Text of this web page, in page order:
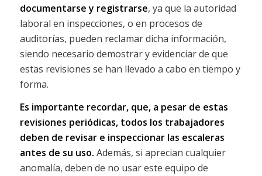
documentarse y registrarse, ya que la autoridad
laboral en inspecciones, o en procesos de
auditorías, pueden reclamar dicha información,
siendo necesario demostrar y evidenciar de que
estas revisiones se han llevado a cabo en tiempo y
forma.
Es importante recordar, que, a pesar de estas
revisiones periódicas, todos los trabajadores
deben de revisar e inspeccionar las escaleras
antes de su uso. Además, si aprecian cualquier
anomalía, deben de no usar este equipo de